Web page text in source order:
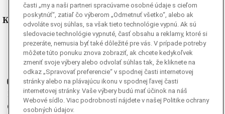
Kde nás nájdete
Facebook
Instagram
Ganjing
Youtube
Twitter
Telegram
časti „my a naši partneri spracúvame osobné údaje s cieľom
poskytnúť“, zatiaľ čo výberom „Odmetnuť všetko“, alebo ak
odvoláte svoj súhlas, sa však tieto technológie vypnú. Ak sú
sledovacie technológie vypnuté, časť obsahu a reklamy, ktoré si
prezeráte, nemusia byť také dôležité pre vás. V prípade potreby
môžete túto ponuku znova zobraziť, ak chcete kedykoľvek
zmeniť svoje výbery alebo odvolať súhlas tak, že kliknete na
odkaz „Spravovať preferencie“ v spodnej časti internetovej
stránky alebo na plávajúcu ikonu v spodnej ľavej časti
internetovej stránky. Vaše výbery budú mať účinok na náš
Webové sídlo. Viac podrobností nájdete v našej Politike ochrany
osobných údajov.